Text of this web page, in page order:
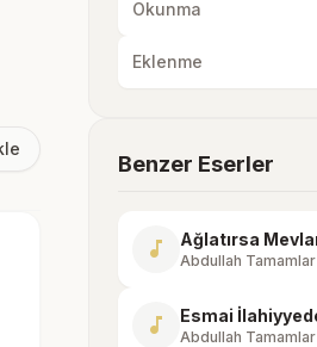
Okunma
Eklenme
Benzer Eserler
music_note Abdullah Tamamlar
music_note Abdullah Tamamlar